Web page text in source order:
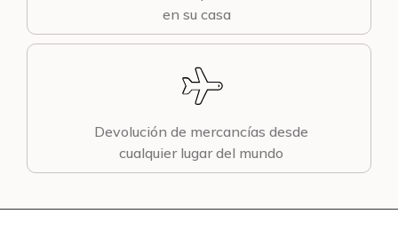
en su casa
Devolución de mercancías desde
cualquier lugar del mundo